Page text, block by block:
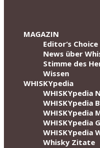
MAGAZIN
Editor‘s Choice
News über
Stimme des
Wissen
WHISKYpedia
WHISKYpedia
WHISKYpedia
WHISKYpedia
WHISKYpedia
WHISKYpedia
Whisky Zitate